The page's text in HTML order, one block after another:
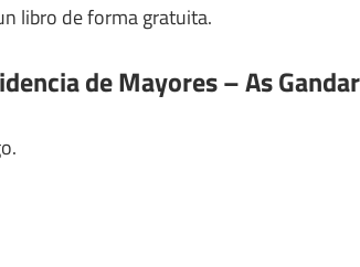
libro de forma gratuita.
de Mayores – As